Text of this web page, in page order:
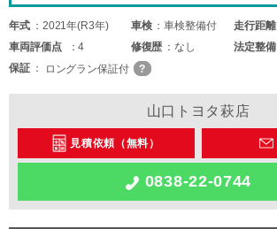
年式 2021年(R3年) 車検 車検整備付 走行距離
車両評価点 4 修復歴 なし 法定整備
保証
ロングラン保証付
山口トヨタ萩店
見積依頼（無料）
0838-22-0744